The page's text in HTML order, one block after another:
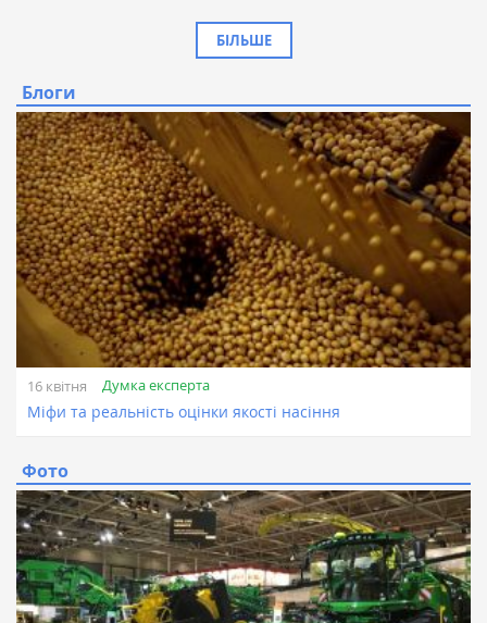
БІЛЬШЕ
Блоги
16 квітня Думка експерта
Міфи та реальність оцінки якості насіння
Фото